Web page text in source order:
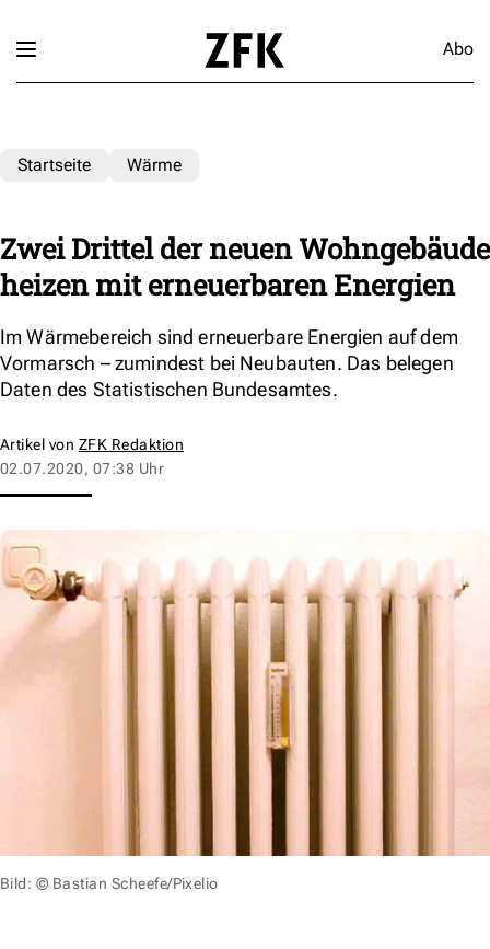
Abo
Startseite Wärme
Zwei Drittel der neuen Wohngebäude
heizen mit erneuerbaren Energien
Im Wärmebereich sind erneuerbare Energien auf dem
Vormarsch – zumindest bei Neubauten. Das belegen
Daten des Statistischen Bundesamtes.
Artikel von ZFK Redaktion
02.07.2020, 07:38 Uhr
Bild: © Bastian Scheefe/Pixelio